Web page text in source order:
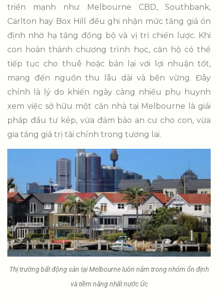
triển mạnh như Melbourne CBD, Southbank,
Carlton hay Box Hill đều ghi nhận mức tăng giá ổn
định nhờ hạ tầng đồng bộ và vị trí chiến lược. Khi
con hoàn thành chương trình học, căn hộ có thể
tiếp tục cho thuê hoặc bán lại với lợi nhuận tốt,
mang đến nguồn thu lâu dài và bền vững. Đây
chính là lý do khiến ngày càng nhiều phụ huynh
xem việc sở hữu một căn nhà tại Melbourne là giải
pháp đầu tư kép, vừa đảm bảo an cư cho con, vừa
gia tăng giá trị tài chính trong tương lai.
Thị trường bất động sản tại Melbourne luôn nằm trong nhóm ổn định
và tiềm năng nhất nước Úc